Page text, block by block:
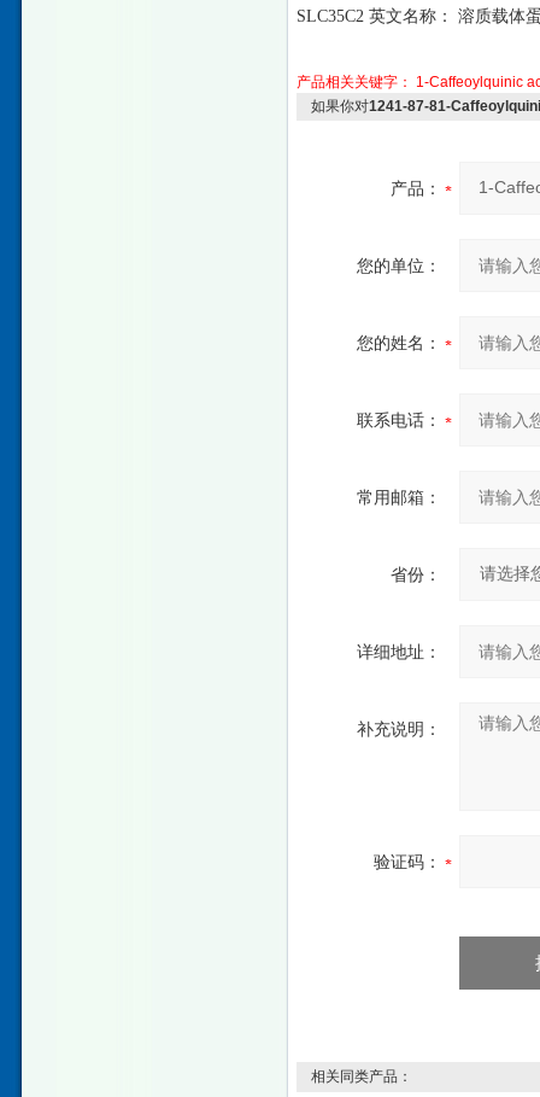
SLC35C2 英文名称： 溶质载体
产品相关关键字： 1-Caffeoylquinic
如果你对1241-87-81-
产品：
您的单位：
您的姓名：
联系电话：
常用邮箱：
省份：
详细地址：
补充说明：
验证码：
相关同类产品：